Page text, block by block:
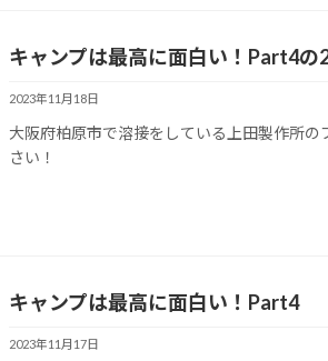
キャンプは最高に面白い！Part4の
2023年11月18日
大阪府柏原市で溶接をしている上田製作所の
さい！
キャンプは最高に面白い！Part4
2023年11月17日